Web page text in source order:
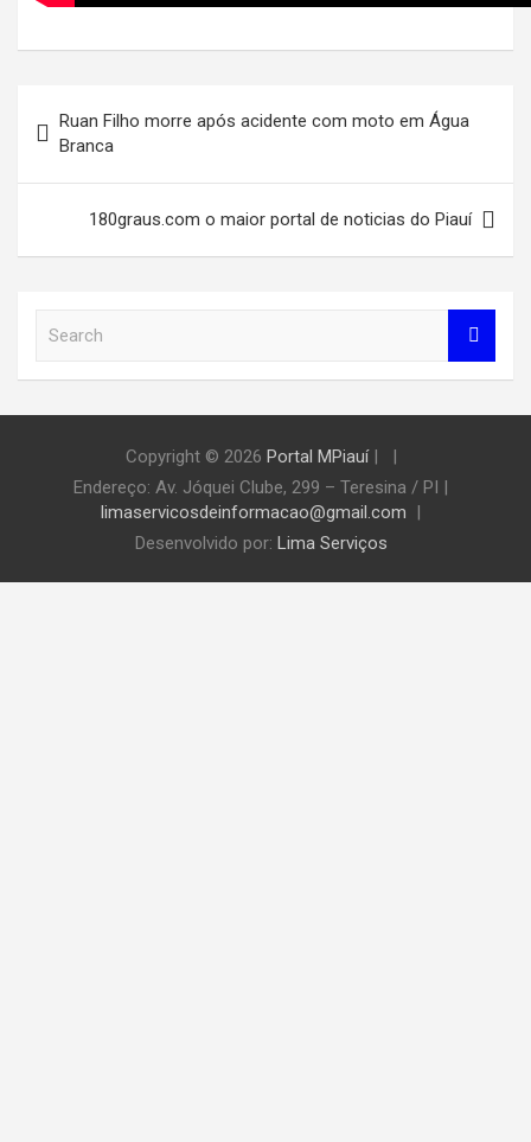
de
Post
Ruan Filho morre após acidente com moto em Água
Branca
180graus.com o maior portal de noticias do Piauí
c
Copyright © 2026 Portal MPiauí|
Endereço: Av. Jóquei Clube, 299 – Teresina / PI |
limaservicosdeinformacao@gmail.com
Desenvolvido por: Lima Serviços